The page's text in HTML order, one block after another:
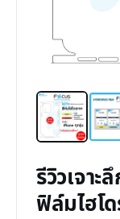
รีวิวเจา
ฟิล์มไฮโ